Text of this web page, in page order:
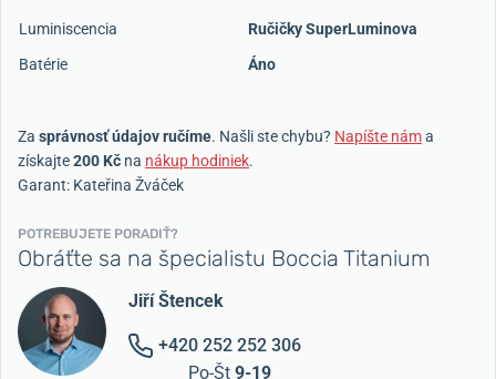
Luminiscencia
Ručičky SuperLuminova
Batérie
Áno
Za správnosť údajov ručíme. Našli ste chybu? Napíšte náma
získajte200 Kč na nákup hodiniek.
Garant: Kateřina Žváček
POTREBUJETE PORADIŤ?
Obráťte sa na špecialistu Boccia Titanium
Jiří Štencek
+420 252 252 306
Po-Št 9-19